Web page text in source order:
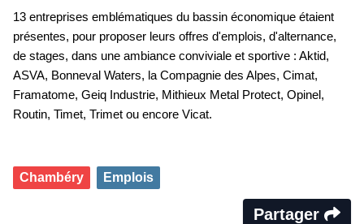
13 entreprises emblématiques du bassin économique étaient
présentes, pour proposer leurs offres d'emplois, d'alternance,
de stages, dans une ambiance conviviale et sportive : Aktid,
ASVA, Bonneval Waters, la Compagnie des Alpes, Cimat,
Framatome, Geiq Industrie, Mithieux Metal Protect, Opinel,
Routin, Timet, Trimet ou encore Vicat.
Chambéry Emplois
Partager